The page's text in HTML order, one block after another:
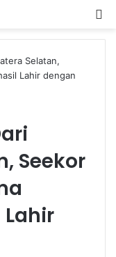
Selatan,
Lahir dengan
Seekor